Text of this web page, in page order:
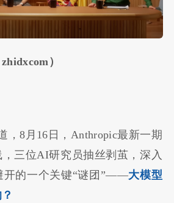
）
，8月16日，Anthropic最新一期
三位AI研究员抽丝剥茧，深入
开的一个关键“谜团”——大模型